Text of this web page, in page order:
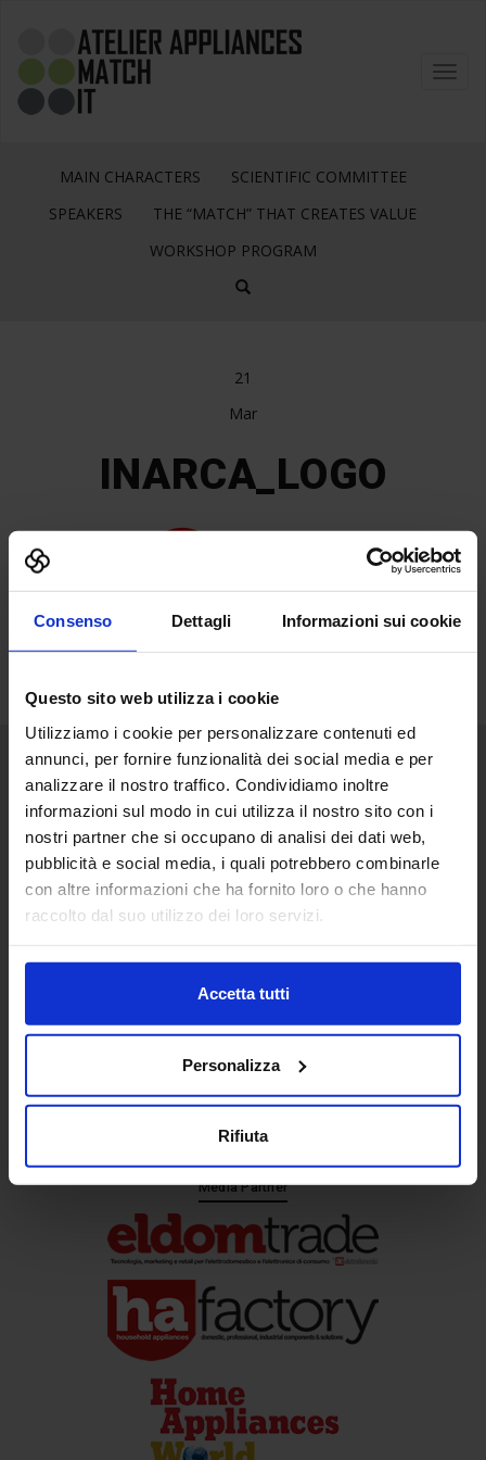
Consenso Dettagli Informazioni sui cookie
Questo sito web utilizza i cookie
Utilizziamo i cookie per personalizzare contenuti ed
annunci, per fornire funzionalità dei social media e per
analizzare il nostro traffico. Condividiamo inoltre
informazioni sul modo in cui utilizza il nostro sito con i
nostri partner che si occupano di analisi dei dati web,
pubblicità e social media, i quali potrebbero combinarle
con altre informazioni che ha fornito loro o che hanno
raccolto dal suo utilizzo dei loro servizi.
Accetta tutti
Personalizza
Rifiuta
MAIN CHARACTERS
SCIENTIFIC COMMITTEE
SPEAKERS
THE “MATCH” THAT CREATES VALUE
WORKSHOP PROGRAM
21
Mar
INARCA_LOGO
Senaf srl
Via Eritrea 21/A
20157 | Milano | Italia
+ 39 02.332039460
Partner
Media Partner